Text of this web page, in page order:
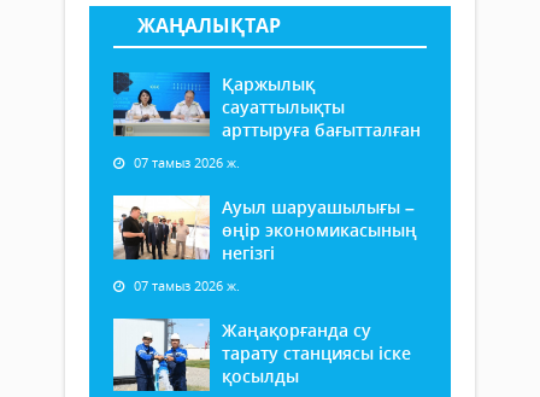
ЖАҢАЛЫҚТАР
Қаржылық
сауаттылықты
арттыруға бағытталған
07 тамыз 2026 ж.
Ауыл шаруашылығы –
өңір экономикасының
негізгі
07 тамыз 2026 ж.
Жаңақорғанда су
тарату станциясы іске
қосылды